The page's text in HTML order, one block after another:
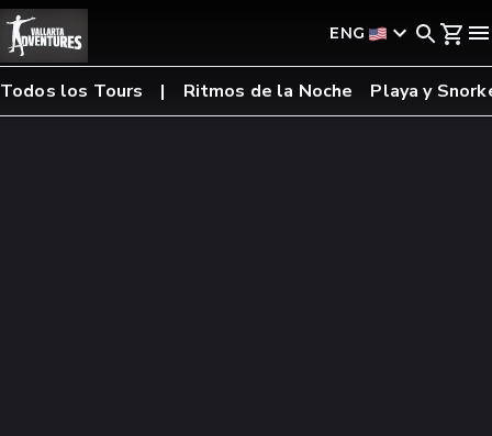
ENG
Todos los Tours Ritmos de la Noche Playa y